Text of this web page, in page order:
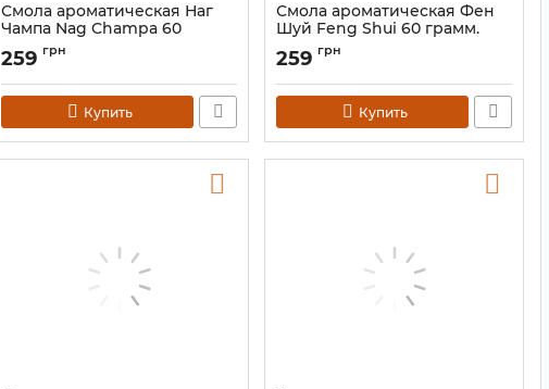
Смола ароматическая Наг
Чампа Nag Champa 60
грамм.
Артикул:
259 грн
Купить
Смола ароматическая Фен
Шуй Feng Shui 60 грамм.
Артикул: 9110021
259 грн
Купить